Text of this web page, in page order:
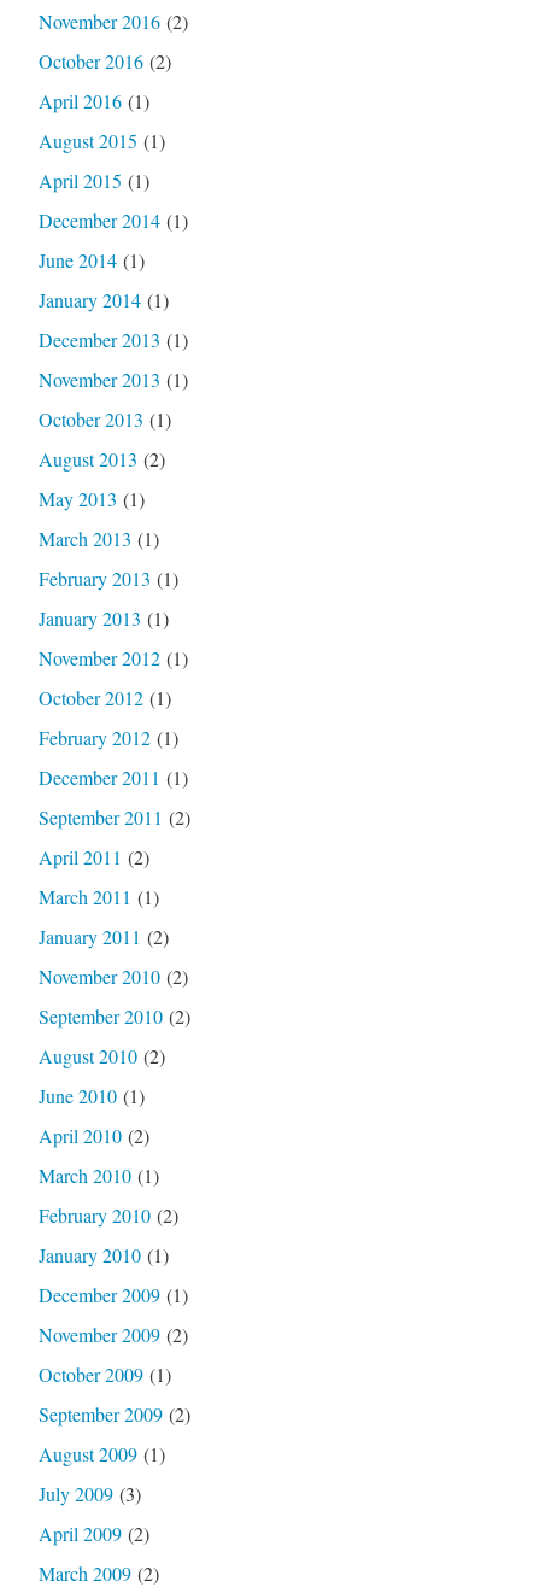
November 2016(2)
October 2016(2)
April 2016(1)
August 2015 (1)
April 2015 (1)
December 2014(1)
June 2014(1)
January 2014(1)
December 2013 (1)
November 2013 (1)
October 2013 (1)
August 2013 (2)
May 2013 (1)
March 2013 (1)
February 2013 (1)
January 2013 (1)
November 2012(1)
October 2012(1)
February 2012(1)
December 2011 (1)
September 2011 (2)
April 2011 (2)
March 2011 (1)
January 2011 (2)
November 2010(2)
September 2010(2)
August 2010(2)
June 2010(1)
April 2010(2)
March 2010(1)
February 2010(2)
January 2010(1)
December 2009(1)
November 2009(2)
October 2009(1)
September 2009(2)
August 2009(1)
July 2009(3)
April 2009(2)
March 2009(2)